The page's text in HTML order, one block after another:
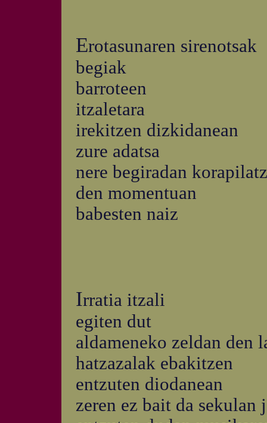
Erotasunaren sirenotsak
begiak
barroteen
itzaletara
irekitzen dizkidanean
zure adatsa
nere begiradan
den momentuan
babesten naiz
Irratia itzali
egiten dut
aldameneko zeldan den
hatzazalak ebakitzen
entzuten diodanean
zeren ez bait da sekulan